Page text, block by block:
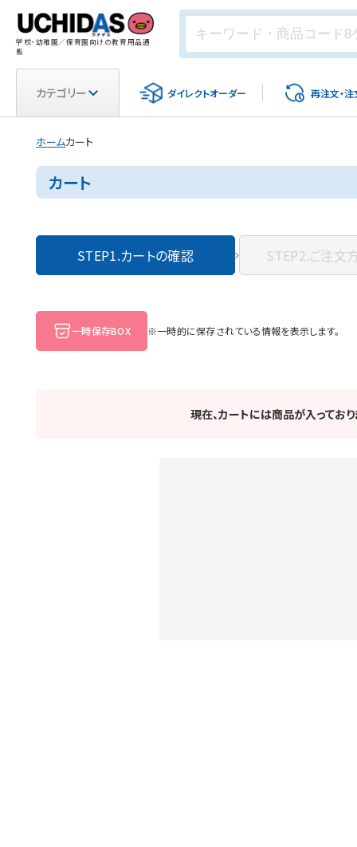
学校・幼稚園／保育園向けの教育用品通
販
カテゴリー ダイレクトオーダー 再注文・注
ホームカート
カート
STEP1.カートの確認 STEP2.ご注文
一時保存BOX ※一時的に保存されている情報を表示します。
現在、カートには商品が入ってお